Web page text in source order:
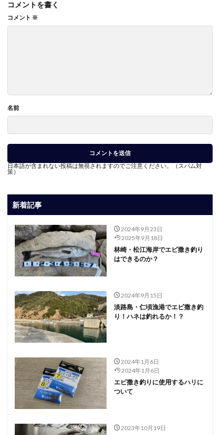
コメントを書く
コメント ※
名前
日本語が含まれない投稿は無視されますのでご注意ください。（スパム対
策）
新着記事
2024年9月23日
2025年9月18日
林崎・松江海岸でエビ撒き釣り
はできるのか？
2024年9月15日
淡路島・仁頃漁港でエビ撒き釣
り！ハネは釣れるか！？
2024年1月6日
2024年1月6日
エビ撒き釣りに使用するハリに
ついて
2023年10月19日